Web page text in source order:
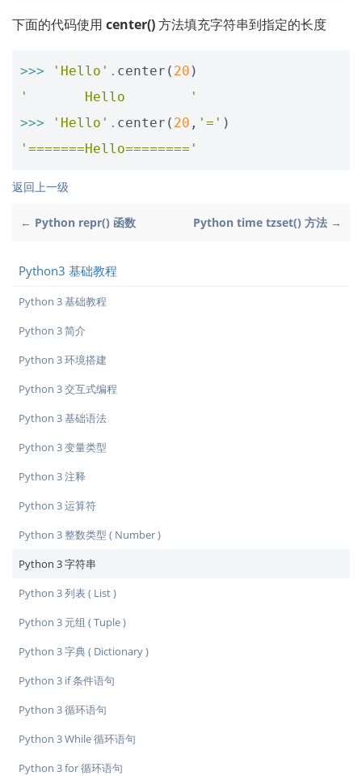
下面的代码使用 center()方法填充字符串到指定的长度
>>> 'Hello' . center ( 20 )
'       Hello        '
>>>
'Hello' . center ( 20 , '=' )
'=======Hello========'
返回上一级
← Python repr() 函数 Python time tzset() 方法 →
Python3 基础教程
Python 3 基础教程
Python 3 简介
Python 3 环境搭建
Python 3 交互式编程
Python 3 基础语法
Python 3 变量类型
Python 3 注释
Python 3 运算符
Python 3 整数类型 ( Number )
Python 3 字符串
Python 3 列表 ( List )
Python 3 元组 ( Tuple )
Python 3 字典 ( Dictionary )
Python 3 if 条件语句
Python 3 循环语句
Python 3 While 循环语句
Python 3 for 循环语句